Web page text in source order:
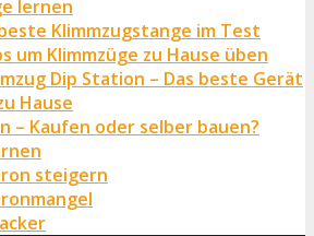
lernen
Klimmzugstange im Test
um Klimmzüge zu Hause üben
Dip Station – Das beste Gerät
Hause
– Kaufen oder selber bauen?
steigern